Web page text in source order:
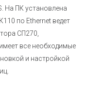
На ПК установлена
по Ethernet ведет
СП270,
все необходимые
и настройкой